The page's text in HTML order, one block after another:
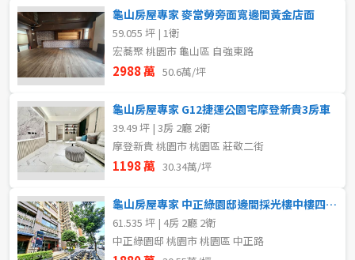
龜山房屋專家 麥當勞旁面寬邊間黃金店面
59.055 坪 | 1衛
宏蕎聚 桃園市 龜山區 自強東路
2988 萬 50.6萬/坪
龜山房屋專家 G12捷運公園宅摩登新貴3房車
39.49 坪 | 3房 2廳 2衛
摩登新貴 桃園市 桃園區 莊敬二街
1198 萬 30.34萬/坪
龜山房屋專家 中正綠園邸邊間採光樓中樓四房車
61.535 坪 | 4房 2廳 2衛
中正綠園邸 桃園市 桃園區 中正路